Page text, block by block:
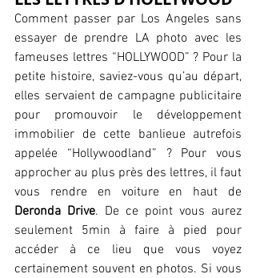
Comment passer par Los Angeles sans
essayer de prendre LA photo avec les
fameuses lettres “HOLLYWOOD” ? Pour la
petite histoire, saviez-vous qu’au départ,
elles servaient de campagne publicitaire
pour promouvoir le développement
immobilier de cette banlieue autrefois
appelée “Hollywoodland” ? Pour vous
approcher au plus près des lettres, il faut
Deronda Drive. De ce point vous aurez
seulement 5min à faire à pied pour
accéder à ce lieu que vous voyez
certainement souvent en photos. Si vous